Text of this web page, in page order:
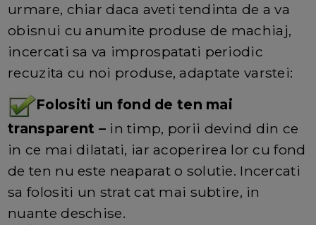
urmare, chiar daca aveti tendinta de a va
obisnui cu anumite produse de machiaj,
incercati sa va improspatati periodic
recuzita cu noi produse, adaptate varstei:
Folositi un fond de ten mai
transparent –in timp, porii devind din ce
in ce mai dilatati, iar acoperirea lor cu fond
de ten nu este neaparat o solutie. Incercati
sa folositi un strat cat mai subtire, in
nuante deschise.